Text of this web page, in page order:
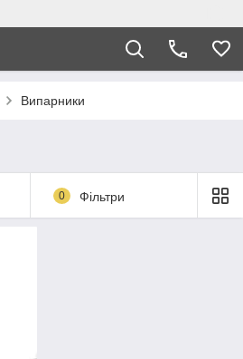
Випарники
0 Фільтри